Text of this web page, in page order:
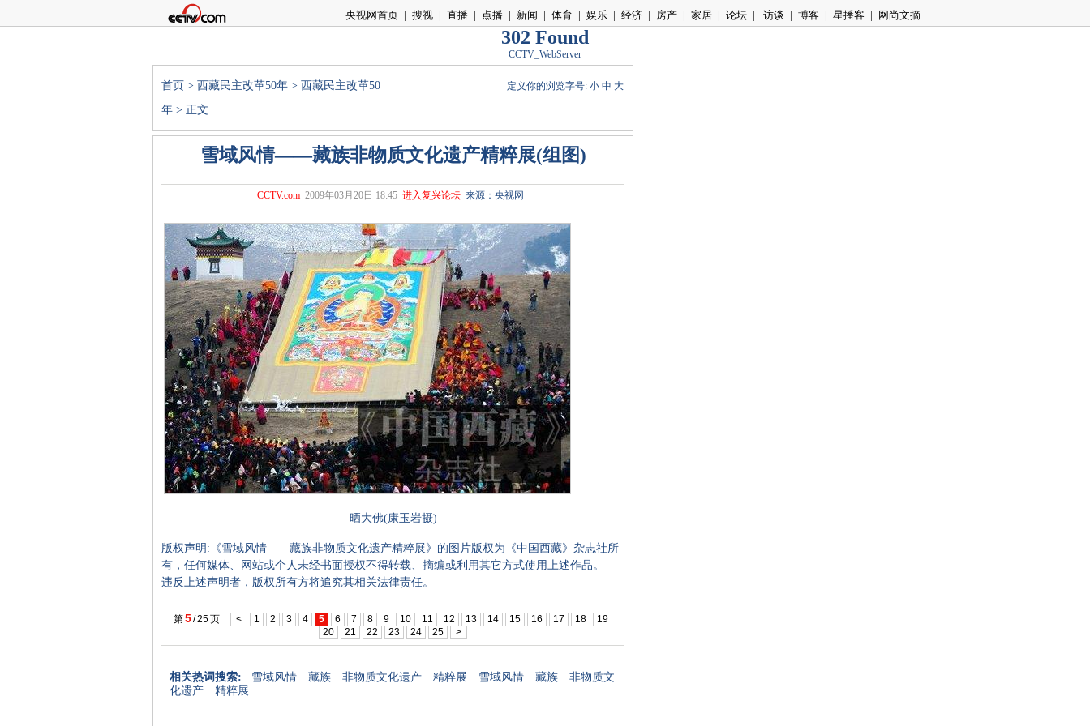
央视网首页 | 搜视 | 直播 | 点播 | 新闻 | 体育 | 娱乐 | 经济 | 房产 | 家居 | 论坛 | 访谈 | 博客 | 星播客 | 网尚文摘
302 Found
CCTV_WebServer
首页 > 西藏民主改革50年 > 西藏民主改革50
年 > 正文
定义你的浏览字号: 小 中 大
雪域风情——藏族非物质文化遗产精粹展(组图)
CCTV.com 2009年03月20日 18:45 进入复兴论坛 来源：央视网
晒大佛(康玉岩摄)
版权声明:《雪域风情——藏族非物质文化遗产精粹展》的图片版权为《中国西藏》杂志社所
有，任何媒体、网站或个人未经书面授权不得转载、摘编或利用其它方式使用上述作品。
违反上述声明者，版权所有方将追究其相关法律责任。
第5/25页 < 1 2 3 4 5 6 7 8 9 10 11 12 13 14 15 16 17 18
19
20
21 22 23 24 25 >
相关热词搜索:
雪域风情 藏族 非物质文化遗产 精粹展 雪域风情 藏族 非物质文
化遗产 精粹展